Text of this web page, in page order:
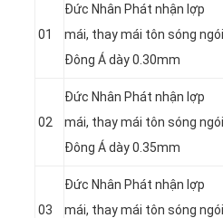
01
Đức Nhân Phát nhận lợp
mái, thay mái tôn sóng ngói
Đông Á dày 0.30mm
02
Đức Nhân Phát nhận lợp
mái, thay mái tôn sóng ngói
Đông Á dày 0.35mm
03
Đức Nhân Phát nhận lợp
mái, thay mái tôn sóng ngói